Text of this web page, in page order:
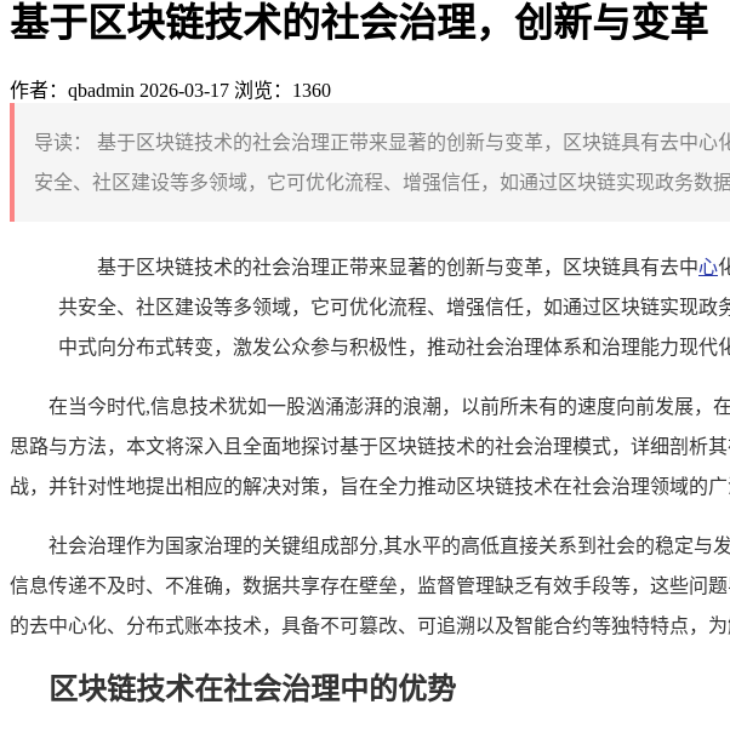
基于区块链技术的社会治理，创新与变革
作者：qbadmin 2026-03-17 浏览：1360
导读：
基于区块链技术的社会治理正带来显著的创新与变革，区块链具有去中
安全、社区建设等多领域，它可优化流程、增强信任，如通过区块链实现政务
基于区块链技术的社会治理正带来显著的创新与变革，区块链具有去中心
共安全、社区建设等多领域，它可优化流程、增强信任，如通过区块链实现
中式向分布式转变，激发公众参与积极性，推动社会治理体系和治理能力现代
在当今时代,信息技术犹如一股汹涌澎湃的浪潮，以前所未有的速度向前发展，在
思路与方法，本文将深入且全面地探讨基于区块链技术的社会治理模式，详细剖析
战，并针对性地提出相应的解决对策，旨在全力推动区块链技术在社会治理领域的广
社会治理作为国家治理的关键组成部分,其水平的高低直接关系到社会的稳定与
信息传递不及时、不准确，数据共享存在壁垒，监督管理缺乏有效手段等，这些问
的去中心化、分布式账本技术，具备不可篡改、可追溯以及智能合约等独特特点，
区块链技术在社会治理中的优势